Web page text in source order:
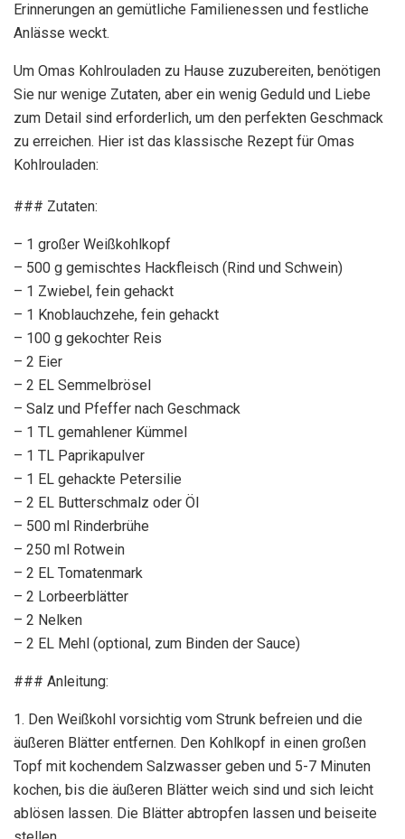
Erinnerungen an gemütliche Familienessen und festliche
Anlässe weckt.
Um Omas Kohlrouladen zu Hause zuzubereiten, benötigen
Sie nur wenige Zutaten, aber ein wenig Geduld und Liebe
zum Detail sind erforderlich, um den perfekten Geschmack
zu erreichen. Hier ist das klassische Rezept für Omas
Kohlrouladen:
### Zutaten:
– 1 großer Weißkohlkopf
– 500 g gemischtes Hackfleisch (Rind und Schwein)
– 1 Zwiebel, fein gehackt
– 1 Knoblauchzehe, fein gehackt
– 100 g gekochter Reis
– 2 Eier
– 2 EL Semmelbrösel
– Salz und Pfeffer nach Geschmack
– 1 TL gemahlener Kümmel
– 1 TL Paprikapulver
– 1 EL gehackte Petersilie
– 2 EL Butterschmalz oder Öl
– 500 ml Rinderbrühe
– 250 ml Rotwein
– 2 EL Tomatenmark
– 2 Lorbeerblätter
– 2 Nelken
– 2 EL Mehl (optional, zum Binden der Sauce)
### Anleitung:
1. Den Weißkohl vorsichtig vom Strunk befreien und die
äußeren Blätter entfernen. Den Kohlkopf in einen großen
Topf mit kochendem Salzwasser geben und 5-7 Minuten
kochen, bis die äußeren Blätter weich sind und sich leicht
ablösen lassen. Die Blätter abtropfen lassen und beiseite